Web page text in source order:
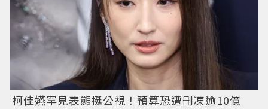
柯佳嬿罕見表態挺公視！預算恐遭刪凍逾10億